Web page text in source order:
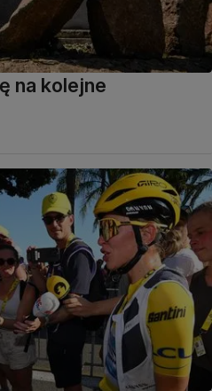
na kolejne